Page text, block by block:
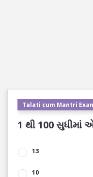
Talati cum Mantri
1 થી 100 સુધીમાં
13
10